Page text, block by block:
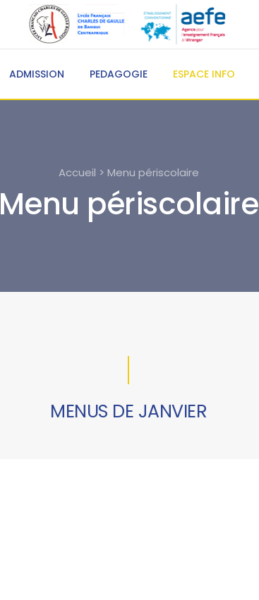
ADMISSION PEDAGOGIE ESPACE INFO
Accueil > Menu périscolaire
Menu périscolaire
MENUS DE JANVIER